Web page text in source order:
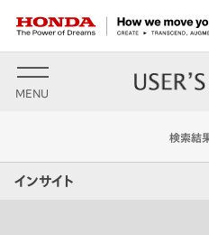
MENU
検索結
インサイト